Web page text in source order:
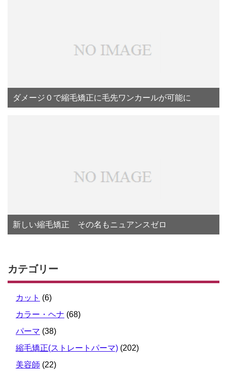
ダメージ０で縮毛矯正に毛先ワンカールが可能に
新しい縮毛矯正 その名もニュアンスゼロ
カテゴリー
カット (6)
カラー・ヘナ (68)
パーマ (38)
縮毛矯正(ストレートパーマ) (202)
美容師 (22)